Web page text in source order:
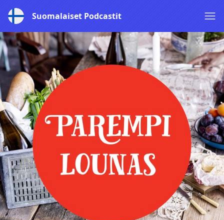
Suomalaiset Podcastit